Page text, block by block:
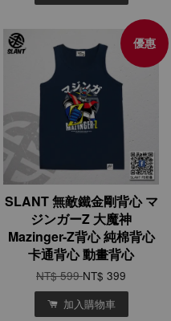
優惠
SLANT 無敵鐵金剛背心 マ
ジンガーZ 大魔神
Mazinger-Z背心 純棉背心
卡通背心 動畫背心
NT$ 599NT$ 399
加入購物車